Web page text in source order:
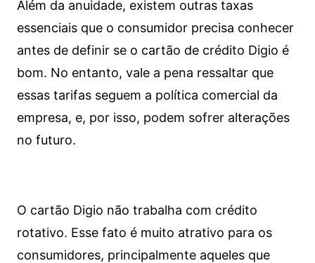
Além da anuidade, existem outras taxas
essenciais que o consumidor precisa conhecer
antes de definir se o cartão de crédito Digio é
bom. No entanto, vale a pena ressaltar que
essas tarifas seguem a política comercial da
empresa, e, por isso, podem sofrer alterações
no futuro.
O cartão Digio não trabalha com crédito
rotativo. Esse fato é muito atrativo para os
consumidores, principalmente aqueles que